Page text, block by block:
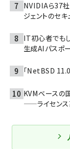
NVIDIAら37
ジェントのセ
IT初心者でも
生成AIパスポ
「NetBSD
KVMベース
——ライセンス